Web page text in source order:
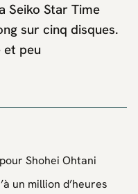
Seiko Star Time
sur cinq disques.
et peu
Shohei Ohtani
un million d’heures